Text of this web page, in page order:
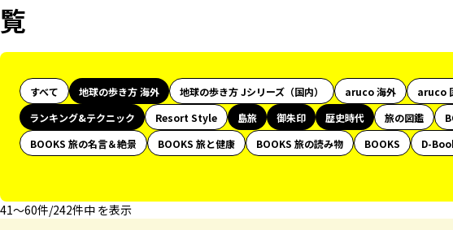
覧
すべて 地球の歩き方 海外 地球の歩き方 Jシリーズ（国内） aruco 海外 aruco
ランキング&テクニック
Resort Style 島旅 御朱印 歴史時代 旅の図鑑
BOOKS 旅の名言＆絶景
BOOKS 旅と健康 BOOKS 旅の読み物 BOOKS
D-
41〜60件/242件中 を表示